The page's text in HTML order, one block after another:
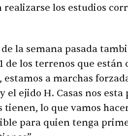
realizarse los estudios
la semana pasada
de los terrenos que
estamos a marchas
el ejido H. Casas nos
lo que vamos
para quien tenga